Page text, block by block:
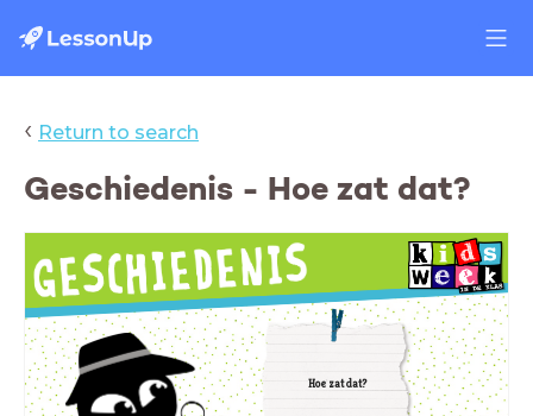
‹ Return to search
Geschiedenis - Hoe zat dat?
Hoe zat dat?